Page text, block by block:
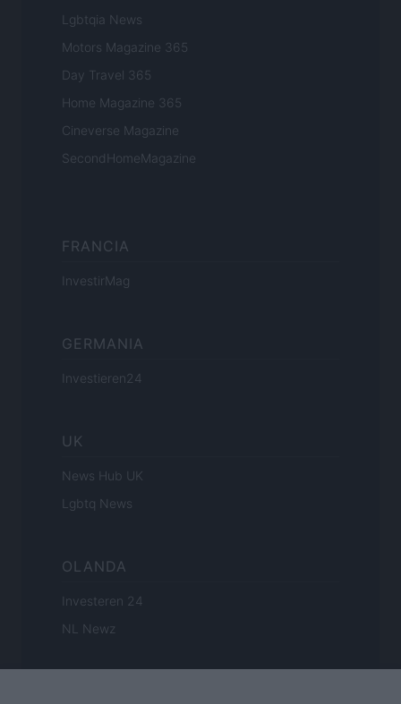
Lgbtqia News
Motors Magazine 365
Day Travel 365
Home Magazine 365
Cineverse Magazine
SecondHomeMagazine
FRANCIA
InvestirMag
GERMANIA
Investieren24
UK
News Hub UK
Lgbtq News
OLANDA
Investeren 24
NL Newz